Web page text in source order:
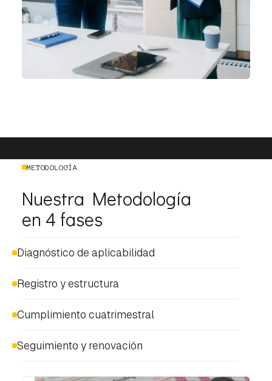
METODOLOGÍA
Nuestra Metodología
en 4 fases
Diagnóstico de aplicabilidad
Registro y estructura
Cumplimiento cuatrimestral
Seguimiento y renovación